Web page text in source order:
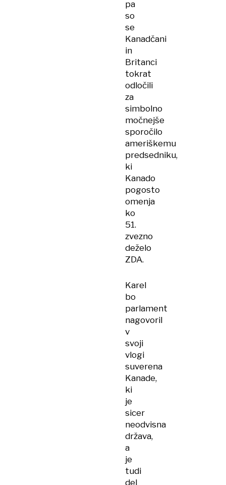
pa
so
se
Kanadčani
in
Britanci
tokrat
odločili
za
simbolno
močnejše
sporočilo
ameriškemu
predsedniku,
ki
Kanado
pogosto
omenja
ko
51.
zvezno
deželo
ZDA.
Karel
bo
parlament
nagovoril
v
svoji
vlogi
suverena
Kanade,
ki
je
sicer
neodvisna
država,
a
je
tudi
del